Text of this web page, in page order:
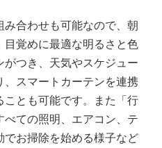
合わせも可能なので、朝
目覚めに最適な明るさと色
つき、天気やスケジュー
、スマートカーテンを連携
ことも可能です。また「行
べての照明、エアコン、テ
でお掃除を始める様子など